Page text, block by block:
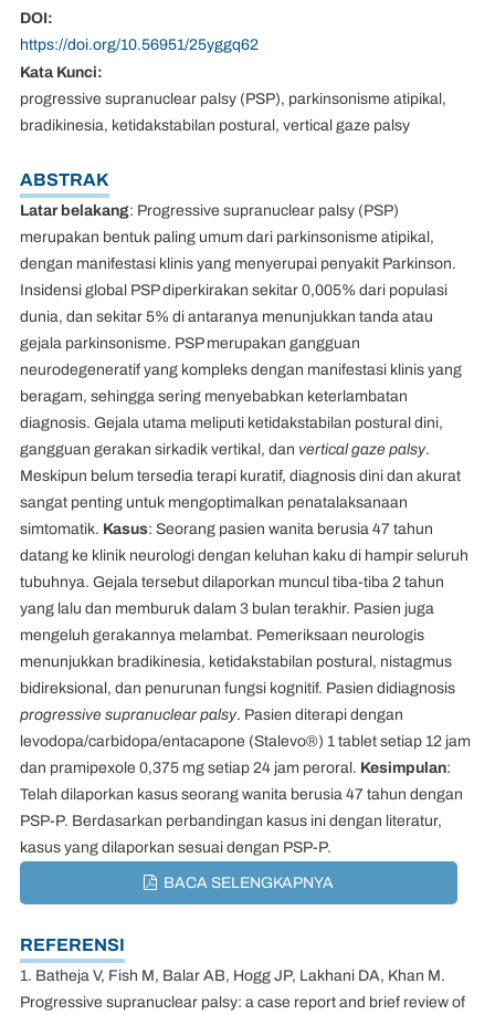
DOI:
https://doi.org/10.56951/25yggq62
Kata Kunci:
progressive supranuclear palsy (PSP), parkinsonisme atipikal,
bradikinesia, ketidakstabilan postural, vertical gaze palsy
ABSTRAK
Latar belakang: Progressive supranuclear palsy (PSP)
merupakan bentuk paling umum dari parkinsonisme atipikal,
dengan manifestasi klinis yang menyerupai penyakit Parkinson.
Insidensi global PSP diperkirakan sekitar 0,005% dari populasi
dunia, dan sekitar 5% di antaranya menunjukkan tanda atau
gejala parkinsonisme. PSP merupakan gangguan
neurodegeneratif yang kompleks dengan manifestasi klinis yang
beragam, sehingga sering menyebabkan keterlambatan
diagnosis. Gejala utama meliputi ketidakstabilan postural dini,
gangguan gerakan sirkadik vertikal, dan vertical gaze palsy.
Meskipun belum tersedia terapi kuratif, diagnosis dini dan akurat
sangat penting untuk mengoptimalkan penatalaksanaan
simtomatik. Kasus: Seorang pasien wanita berusia 47 tahun
datang ke klinik neurologi dengan keluhan kaku di hampir seluruh
tubuhnya. Gejala tersebut dilaporkan muncul tiba-tiba 2 tahun
yang lalu dan memburuk dalam 3 bulan terakhir. Pasien juga
mengeluh gerakannya melambat. Pemeriksaan neurologis
menunjukkan bradikinesia, ketidakstabilan postural, nistagmus
bidireksional, dan penurunan fungsi kognitif. Pasien didiagnosis
progressive supranuclear palsy. Pasien diterapi dengan
levodopa/carbidopa/entacapone (Stalevo®) 1 tablet setiap 12 jam
dan pramipexole 0,375 mg setiap 24 jam peroral. Kesimpulan:
Telah dilaporkan kasus seorang wanita berusia 47 tahun dengan
PSP-P. Berdasarkan perbandingan kasus ini dengan literatur,
kasus yang dilaporkan sesuai dengan PSP-P.
BACA SELENGKAPNYA
REFERENSI
1. Batheja V, Fish M, Balar AB, Hogg JP, Lakhani DA, Khan M.
Progressive supranuclear palsy: a case report and brief review of